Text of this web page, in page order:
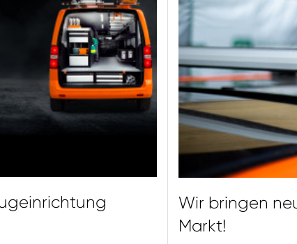
Wir bringen
Markt!